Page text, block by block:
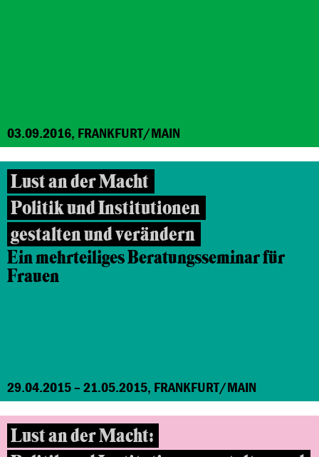
03.09.2016, FRANKFURT/MAIN
Lust an der Macht
Politik und Institutionen
gestalten und verändern
Ein mehrteiliges Beratungsseminar für
Frauen
29.04.2015 – 21.05.2015, FRANKFURT/MAIN
Lust an der Macht: